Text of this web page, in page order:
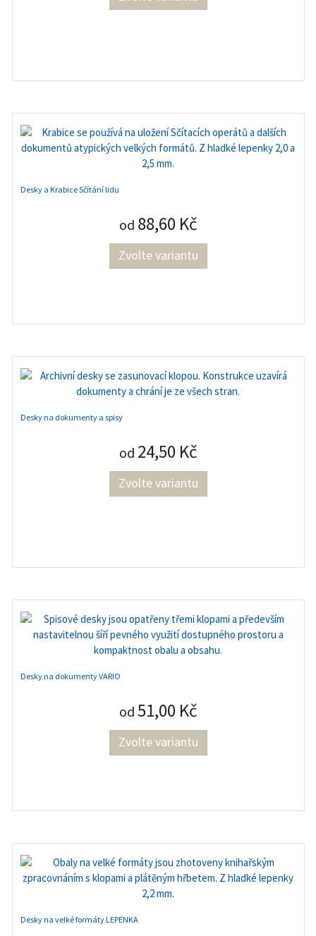
Desky a Krabice Sčítání lidu
od 88,60 Kč
Zvolte variantu
Desky na dokumenty a spisy
od 24,50 Kč
Zvolte variantu
Desky na dokumenty VARIO
od 51,00 Kč
Zvolte variantu
Desky na velké formáty LEPENKA